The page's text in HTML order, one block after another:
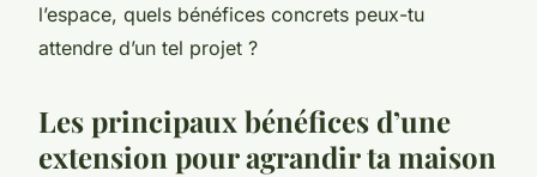
l’espace, quels bénéfices concrets peux-tu
attendre d’un tel projet ?
Les principaux bénéfices d’une
extension pour agrandir ta maison